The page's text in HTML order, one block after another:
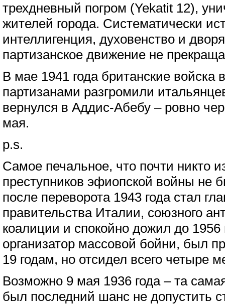
трехдневный погром (Yekatit 12),
жителей города. Систематически
интеллигенция, духовенство и
партизанское движение не
В мае 1941 года британские войска
партизанами разгромили
вернулся в Аддис-Абебу – ровно
мая.
p.s.
Самое печальное, что почти никто
преступников эфиопской войны не
после переворота 1943 года стал
правительства Италии, союзного
коалиции и спокойно дожил до 1956
организатор массовой бойни, был
19 годам, но отсидел всего четыре
Возможно 9 мая 1936 года – та
был последний шанс не допустить